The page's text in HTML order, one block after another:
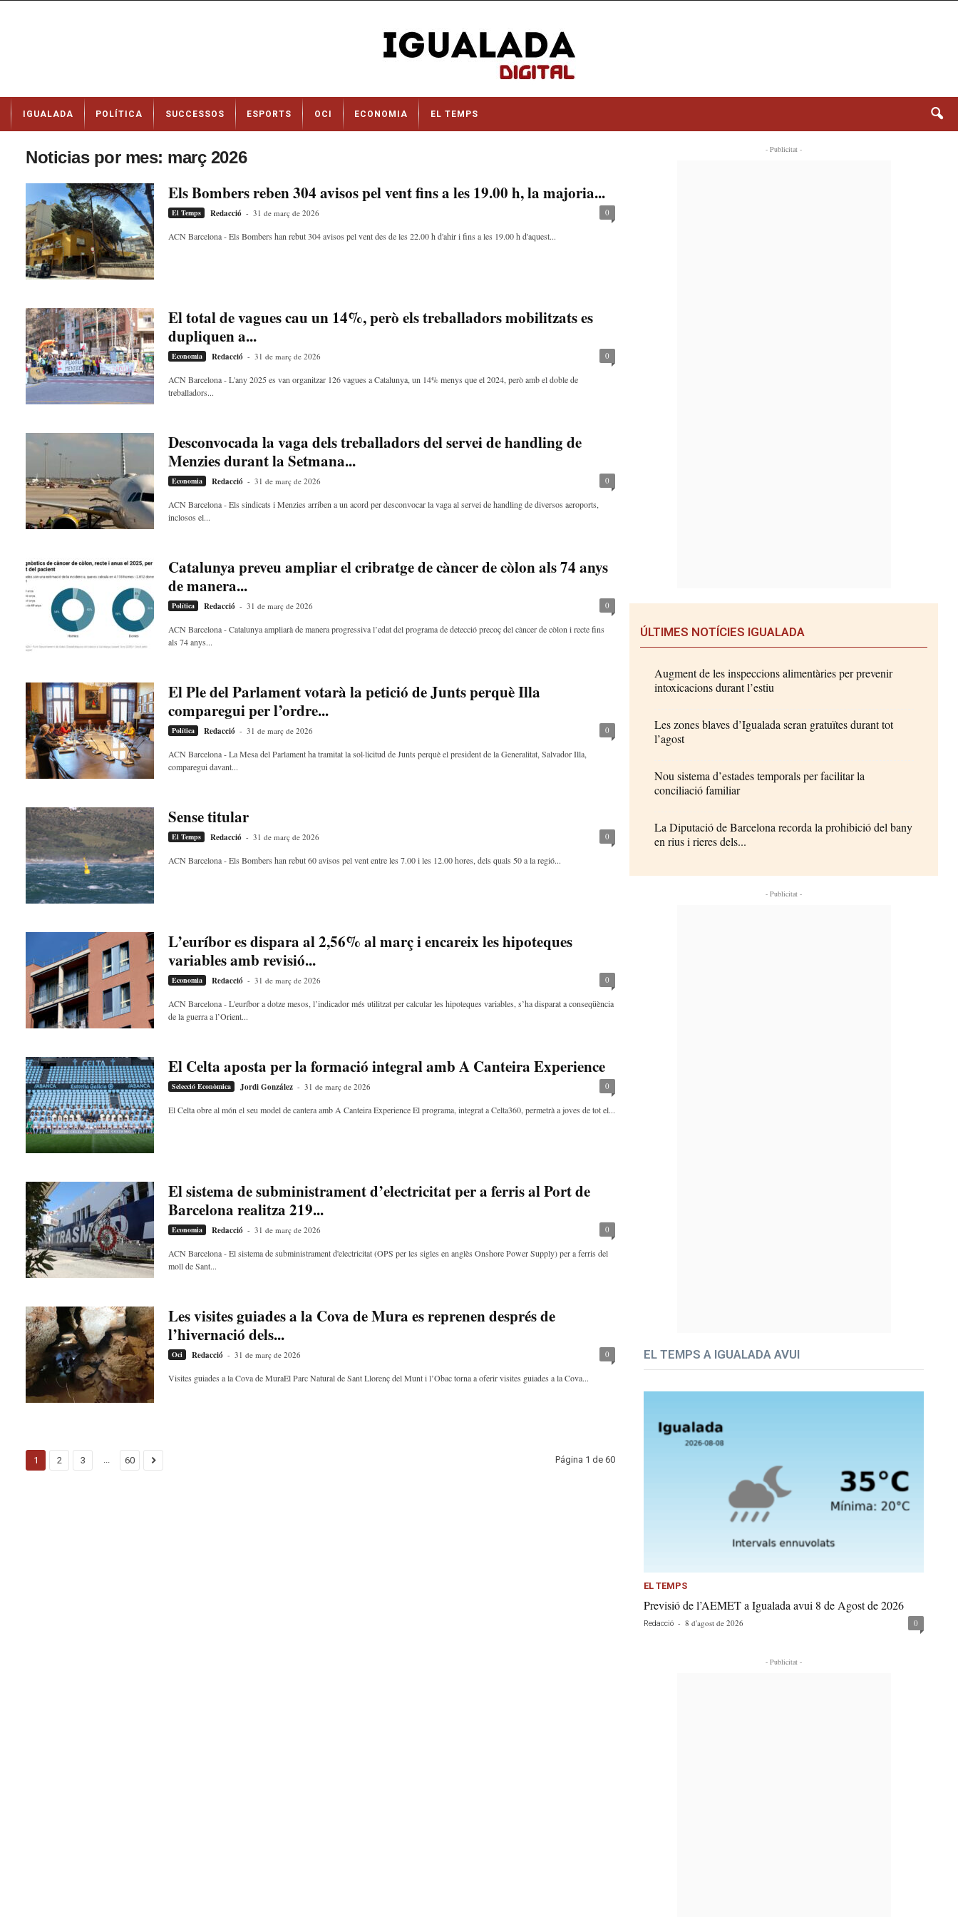
t
IGUALADA POLÍTICA SUCCESSOS ESPORTS OCI ECONOMIA EL TEMPS
Noticias por mes: març 2026
Els Bombers reben 304 avisos pel vent fins a les 19.00 h, la majoria...
El Temps Redacció - 31 de març de 2026 0
ACN Barcelona - Els Bombers han rebut 304 avisos pel vent des de les 22.00 h d'ahir i fins a les 19.00 h d'aquest...
El total de vagues cau un 14%, però els treballadors mobilitzats es
dupliquen a...
Economia Redacció - 31 de març de 2026 0
ACN Barcelona - L'any 2025 es van organitzar 126 vagues a Catalunya, un 14% menys que el 2024, però amb el doble de
treballadors...
Desconvocada la vaga dels treballadors del servei de handling de
Menzies durant la Setmana...
Economia Redacció - 31 de març de 2026 0
ACN Barcelona - Els sindicats i Menzies arriben a un acord per desconvocar la vaga al servei de handling de diversos aeroports,
inclosos el...
Catalunya preveu ampliar el cribratge de càncer de còlon als 74 anys
de manera...
Política Redacció - 31 de març de 2026 0
ACN Barcelona - Catalunya ampliarà de manera progressiva l’edat del programa de detecció precoç del càncer de còlon i recte fins
als 74 anys...
El Ple del Parlament votarà la petició de Junts perquè Illa
comparegui per l’ordre...
Política Redacció - 31 de març de 2026 0
ACN Barcelona - La Mesa del Parlament ha tramitat la sol·licitud de Junts perquè el president de la Generalitat, Salvador Illa,
comparegui davant...
Sense titular
El Temps Redacció - 31 de març de 2026 0
ACN Barcelona - Els Bombers han rebut 60 avisos pel vent entre les 7.00 i les 12.00 hores, dels quals 50 a la regió...
L’euríbor es dispara al 2,56% al març i encareix les hipoteques
variables amb revisió...
Economia Redacció - 31 de març de 2026 0
ACN Barcelona - L'euríbor a dotze mesos, l’indicador més utilitzat per calcular les hipoteques variables, s’ha disparat a conseqüència
de la guerra a l’Orient...
El Celta aposta per la formació integral amb A Canteira Experience
Selecció Econòmica Jordi González - 31 de març de 2026 0
El Celta obre al món el seu model de cantera amb A Canteira Experience El programa, integrat a Celta360, permetrà a joves de tot el...
El sistema de subministrament d’electricitat per a ferris al Port de
Barcelona realitza 219...
Economia Redacció - 31 de març de 2026 0
ACN Barcelona - El sistema de subministrament d'electricitat (OPS per les sigles en anglès Onshore Power Supply) per a ferris del
moll de Sant...
Les visites guiades a la Cova de Mura es reprenen després de
l’hivernació dels...
Oci Redacció - 31 de març de 2026 0
Visites guiades a la Cova de MuraEl Parc Natural de Sant Llorenç del Munt i l’Obac torna a oferir visites guiades a la Cova...
1 2 3 ... 60 Página 1 de 60
- Publicitat -
ÚLTIMES NOTÍCIES IGUALADA
Augment de les inspeccions alimentàries per prevenir
intoxicacions durant l’estiu
Les zones blaves d’Igualada seran gratuïtes durant tot
l’agost
Nou sistema d’estades temporals per facilitar la
conciliació familiar
La Diputació de Barcelona recorda la prohibició del bany
en rius i rieres dels...
- Publicitat -
EL TEMPS A IGUALADA AVUI
EL TEMPS
Previsió de l’AEMET a Igualada avui 8 de Agost de 2026
Redacció - 8 d'agost de 2026 0
- Publicitat -